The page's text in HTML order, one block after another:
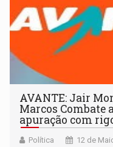
AVANTE: Jair
Marcos Combate
apuração com
Política 12 de